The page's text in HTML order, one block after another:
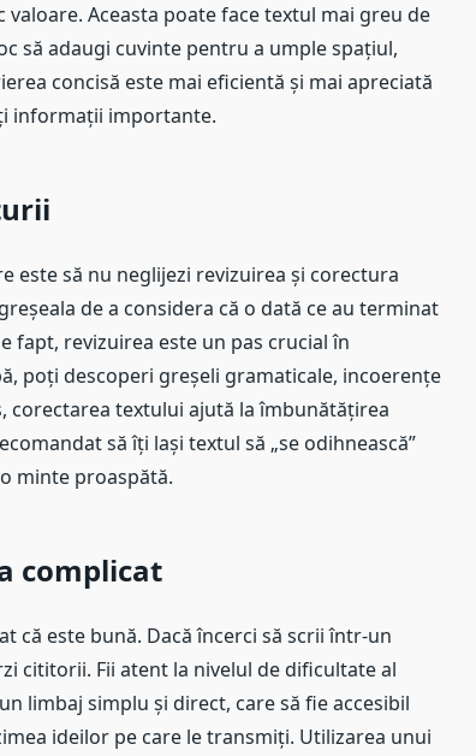
Aceasta poate face textul mai greu de
să adaugi cuvinte pentru a umple spațiul,
concisă este mai eficientă și mai apreciată
informații importante.
este să nu neglijezi revizuirea și corectura
de a considera că o dată ce au terminat
fapt, revizuirea este un pas crucial în
poți descoperi greșeli gramaticale, incoerențe
corectarea textului ajută la îmbunătățirea
să îți lași textul să „se odihnească”
minte proaspătă.
complicat
că este bună. Dacă încerci să scrii într-un
cititorii. Fii atent la nivelul de dificultate al
limbaj simplu și direct, care să fie accesibil
ideilor pe care le transmiți. Utilizarea unui